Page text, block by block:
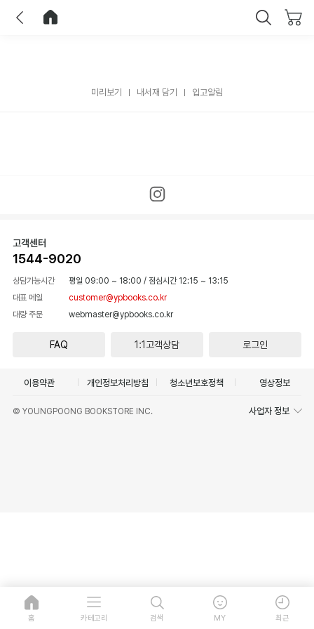
미리보기 내서재 담기 입고알림
고객센터
1544-9020
상담가능시간 평일 09:00 ~ 18:00 / 점심시간 12:15 ~ 13:15
대표 메일
customer@ypbooks.co.kr
대량 주문
webmaster@ypbooks.co.kr
FAQ 1:1고객상담 로그인
이용약관 개인정보처리방침 청소년보호정책 영상정보
© YOUNGPOONG BOOKSTORE INC. 사업자 정보
홈 카테고리 검색 MY 최근